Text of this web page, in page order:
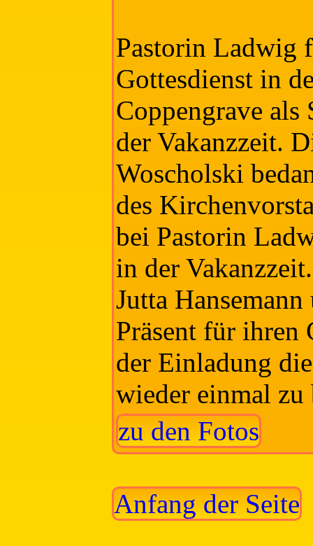
Pastorin Ladwig
Gottesdienst in
Coppengrave
der Vakanzzeit.
Woscholski
des
bei Pastorin
in der
Jutta
Präsent für ihren
der Einladung
wieder einmal zu
zu den Fotos
Anfang der Seite